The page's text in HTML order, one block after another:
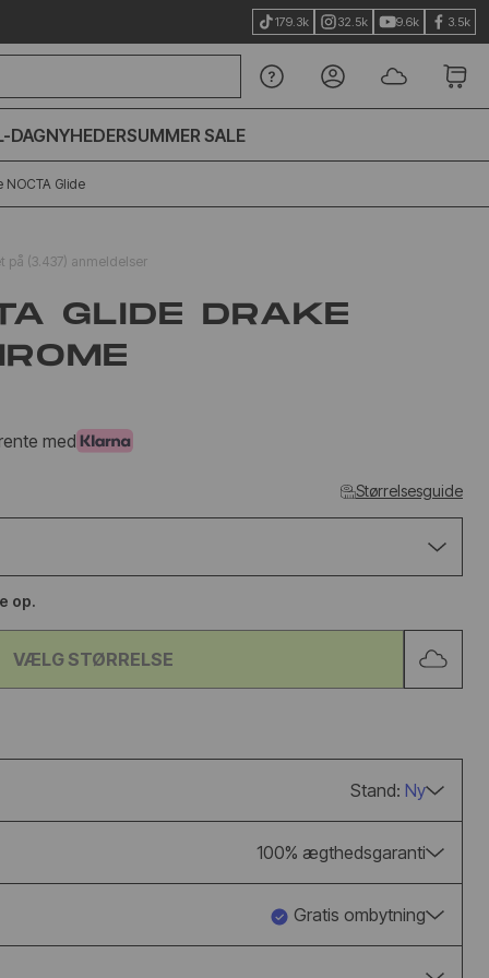
179.3k 32.5k 9.6k 3.5k
DAGNYHEDERSUMMER SALE
CHESTNUT
LUX BLACK
NOCTA Glide
på (3.437) anmeldelser
GLIDE DRAKE
med
Størrelsesguide
op.
VÆLG STØRRELSE
Stand: Ny
100% ægthedsgaranti
Gratis ombytning